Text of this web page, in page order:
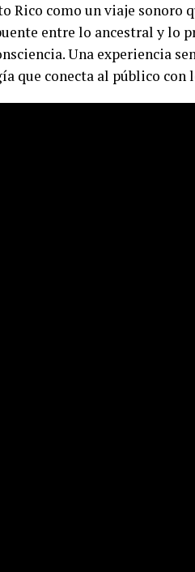
Rico como un viaje sonoro
entre lo ancestral y lo
Una experiencia
que conecta al público con